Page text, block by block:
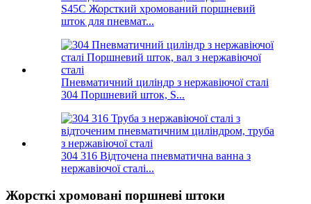
S45C Жорсткий хромований поршневий
шток для пневмат...
Пневматичний циліндр з нержавіючої сталі
304 Поршневий шток, S...
304 316 Відточена пневматична ванна з
нержавіючої сталі...
Жорсткі хромовані поршневі штоки